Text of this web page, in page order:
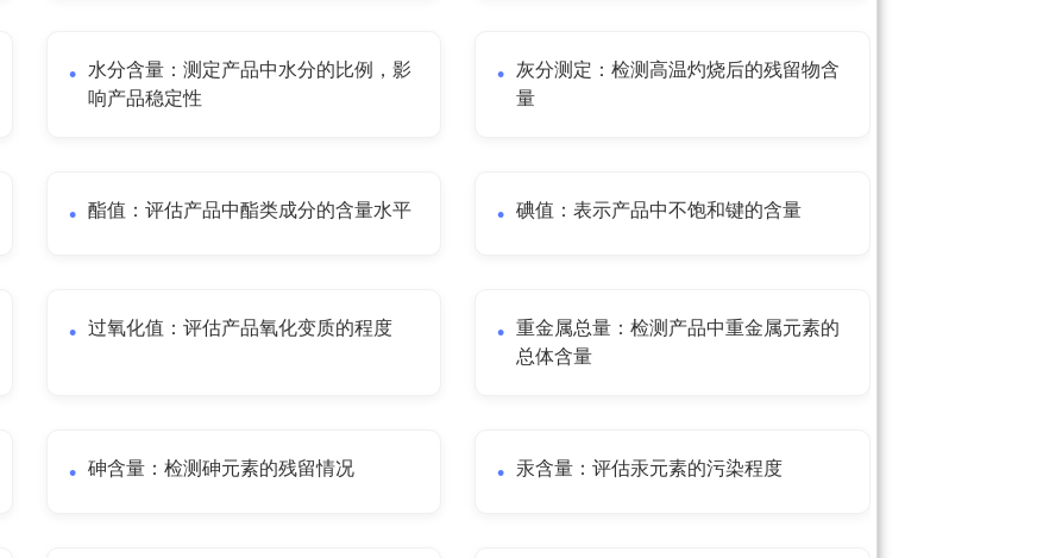
水分含量：测定产品中水分的比例，影
响产品稳定性
灰分测定：检测高温灼烧后的残留物含
量
酯值：评估产品中酯类成分的含量水平 碘值：表示产品中不饱和键的含量
过氧化值：评估产品氧化变质的程度
重金属总量：检测产品中重金属元素的
总体含量
砷含量：检测砷元素的残留情况 汞含量：评估汞元素的污染程度